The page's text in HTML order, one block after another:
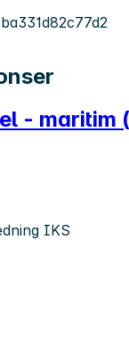
- maritim
IKS